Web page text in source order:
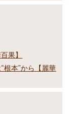
果】
根本”から【麗華